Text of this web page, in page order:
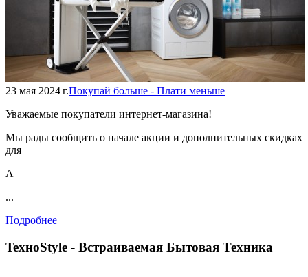
23 мая 2024 г.Покупай больше - Плати меньше
Уважаемые покупатели интернет-магазина!
Мы рады сообщить о начале акции и дополнительных скидках
для
А
...
Подробнее
TexноStyle - Встраиваемая Бытовая Техника